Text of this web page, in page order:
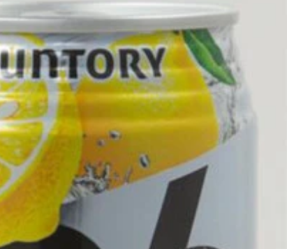
原酒」。3位の「白真弓 純米無調整生 直汲み無濾過」
醸」、ティラミスにも合うという「UZUME
のこと
おったまげる魔法です」と語る角井